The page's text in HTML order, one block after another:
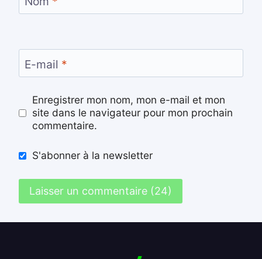
E-mail *
Enregistrer mon nom, mon e-mail et mon
site dans le navigateur pour mon prochain
commentaire.
S'abonner à la newsletter